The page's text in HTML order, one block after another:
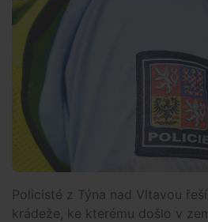
Policisté z Týna nad Vltavou
krádeže, ke kterému došlo v